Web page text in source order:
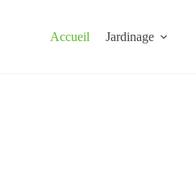
Accueil Jardinage